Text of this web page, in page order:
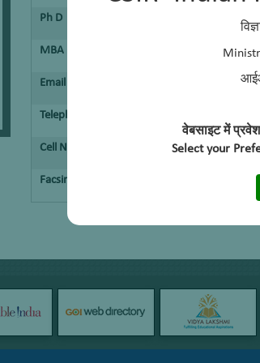
वेबसाइट में
Select your
Ph D
MBA Indira Gandhi National
Email aranjan@iip.res.in,
Telephone No.
Cell No. 9456262551
Facsimile